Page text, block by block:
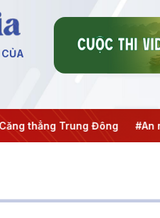
Trung Đông #An ninh